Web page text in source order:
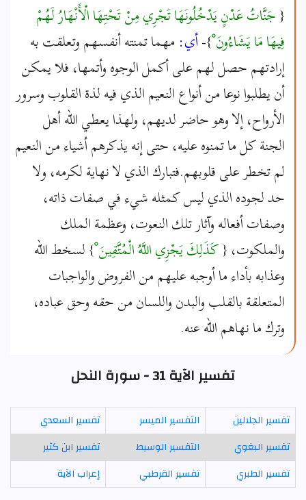
{جَنَّاتُ عَدْنٍ يَدْخُلُونَهَا تَجْرِي مِنْ تَحْتِهَا الْأَنْهَارُ لَهُمْ
فِيهَا مَا يَشَاءُونَ ْ}-أي: مهما تمنته أنفسهم وتعلقت به
إرادتهم حصل لهم على أكمل الوجوه وأتمها، فلا يمكن
أن يطلبوا نوعا من أنواع النعيم الذي فيه لذة القلوب وسرور
الأرواح، إلا وهو حاضر لديهم، ولهذا يعطي الله أهل
الجنة كل ما تمنوه عليه، حتى إنه يذكرهم أشياء من النعيم
لم تخطر على قلوبهم.فتبارك الذي لا نهاية لكرمه، ولا
حد لجوده الذي ليس كمثله شيء في صفات ذاته،
وصفات أفعاله وآثار تلك النعوت، وعظمة الملك
والملكوت، {كَذَلِكَ يَجْزِي اللَّهُ الْمُتَّقِينَ ْ} لسخط الله
وعذابه بأداء ما أوجبه عليهم من الفروض والواجبات
المتعلقة بالقلب والبدن واللسان من حقه وحق عباده،
وترك ما نهاهم الله عنه.
تفسير الآية 31 - سورة النحل
تفسير الجلالين التفسير الميسر
تفسير السعدي
تفسير البغوي
التفسير الوسيط
تفسير ابن كثير
تفسير الطبري
تفسير القرطبي إعراب الآية